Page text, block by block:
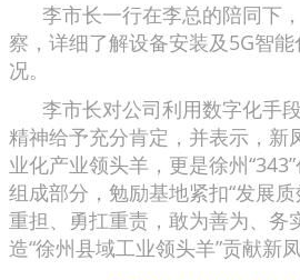
李市长一行在李总的陪同下
察，详细了解设备安装及5G智
况。
李市长对公司利用数字化手
精神给予充分肯定，并表示，新
业化产业领头羊，更是徐州
组成部分，勉励基地紧扣“发展
重担、勇扛重责，敢为善为、务
造“徐州县域工业领头羊”贡献新凤